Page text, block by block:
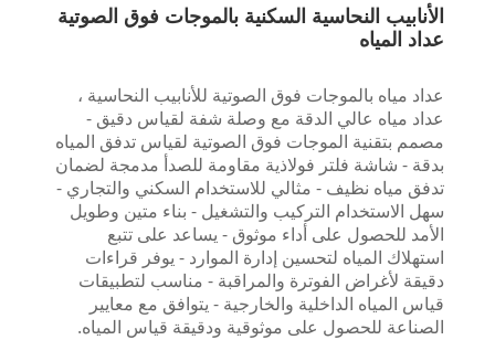
الأنابيب النحاسية السكنية بالموجات فوق الصوتية
عداد المياه
عداد مياه بالموجات فوق الصوتية للأنابيب النحاسية ،
عداد مياه عالي الدقة مع وصلة شفة لقياس دقيق -
مصمم بتقنية الموجات فوق الصوتية لقياس تدفق المياه
بدقة - شاشة فلتر فولاذية مقاومة للصدأ مدمجة لضمان
تدفق مياه نظيف - مثالي للاستخدام السكني والتجاري -
سهل الاستخدام التركيب والتشغيل - بناء متين وطويل
الأمد للحصول على أداء موثوق - يساعد على تتبع
استهلاك المياه لتحسين إدارة الموارد - يوفر قراءات
دقيقة لأغراض الفوترة والمراقبة - مناسب لتطبيقات
قياس المياه الداخلية والخارجية - يتوافق مع معايير
الصناعة للحصول على موثوقية ودقيقة قياس المياه.